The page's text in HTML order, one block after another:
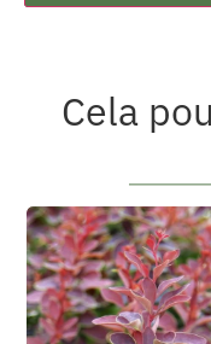
Cela